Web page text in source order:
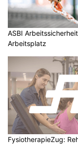
ASBI
Arbeitsplatz
FysiotherapieZug: